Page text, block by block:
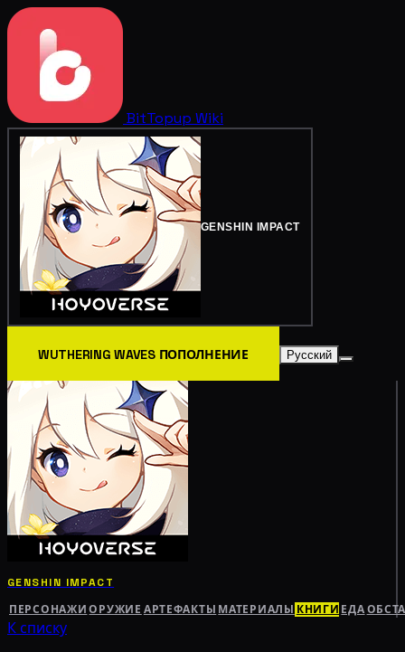
BitTopup Wiki
GENSHIN IMPACT
WUTHERING WAVES ПОПОЛНЕНИЕ Русский
GENSHIN IMPACT
ПЕРСОНАЖИ ОРУЖИЕ АРТЕФАКТЫ МАТЕРИАЛЫ КНИГИ ЕДА
К списку